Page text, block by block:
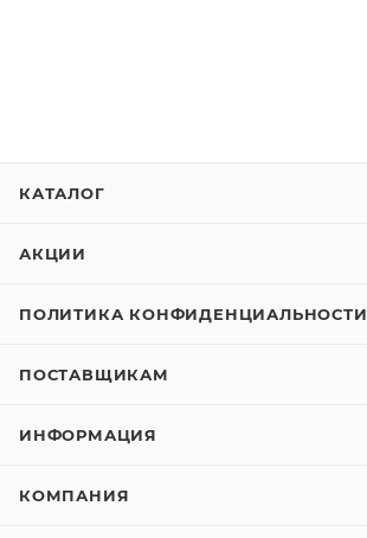
КАТАЛОГ
АКЦИИ
ПОЛИТИКА КОНФИДЕНЦИАЛЬНОСТИ
ПОСТАВЩИКАМ
ИНФОРМАЦИЯ
КОМПАНИЯ